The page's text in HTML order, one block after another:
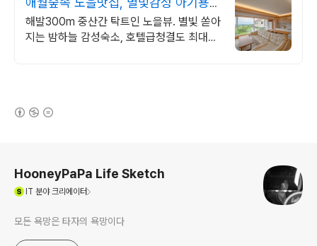
완벽구비, 대가족
해발300m 중산간 탁트인 노을뷰. 별빛 쏟아
지는 밤하늘 감성숙소, 호텔급청결도 최대
HooneyPaPa Life Sketch
IT 분야 크리에이터
모든 욕망은 타자의 욕망이다